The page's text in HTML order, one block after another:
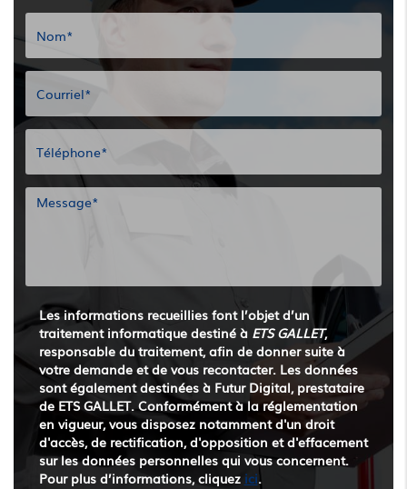
Les informations recueillies font l’objet d’un
traitement informatique destiné àETS GALLET,
responsable du traitement, afin de donner suite à
votre demande et de vous recontacter. Les données
sont également destinées à Futur Digital, prestataire
de ETS GALLET. Conformément à la réglementation
en vigueur, vous disposez notamment d'un droit
d'accès, de rectification, d'opposition et d'effacement
sur les données personnelles qui vous concernent.
Pour plus d’informations, cliquez ici.